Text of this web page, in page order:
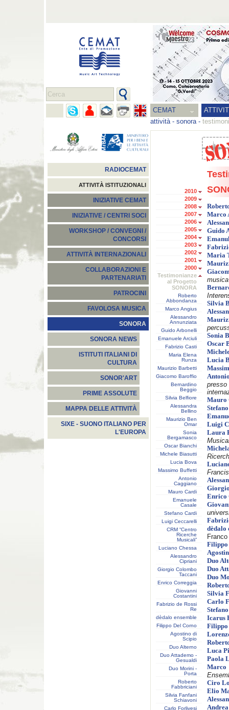
CEMAT
attività- sonora-
RADIOCEMAT
ATTIVITÀ ISTITUZIONALI
INIZIATIVE CEMAT
INIZIATIVE / CENTRI SOCI
WORKSHOP / CONVEGNI /
CONCORSI
ATTIVITÀ INTERNAZIONALI
COLLABORAZIONI E
PARTENARIATI
PATROCINI
FAVOLOSA MUSICA
SONORA
SONORA NEWS
ISTITUTI ITALIANI DI
CULTURA
SONOR'ART
PRIME ASSOLUTE
MAPPA DELLE ATTIVITÀ
SIXE - SUONO ITALIANO PER
L'EUROPA
2010
2009
2008
2007
2006
2005
2004
2003
2002
2001
2000
Testimonianze
al Progetto
SONORA
Roberto
Abbondanza
Marco Angius
Alessandro
Annunziata
Guido Arbonelli
Emanuele Arciuli
Fabrizio Casti
Maria Elena
Runza
Maurizio Barbetti
Giacomo Baroffio
Bernardino
Beggio
Silvia Belfiore
Alessandra
Bellino
Maurizio Ben
Omar
Sonia
Bergamasco
Oscar Bianchi
Michele Biasutti
Lucia Bova
Massimo Buffetti
Antonio
Caggiano
Mauro Cardi
Emanuele
Casale
Stefano Cardi
Luigi Ceccarelli
CRM “Centro
Ricerche
Musicali”
Luciano Chessa
Alessandro
Cipriani
Giorgio Colombo
Taccani
Enrico Correggia
Giovanni
Costantini
Fabrizio de Rossi
Re
dèdalo ensemble
Filippo Del Corno
Agostino di
Scipio
Duo Alterno
Duo Attademo -
Gesualdi
Duo Morini -
Porta
Roberto
Fabbriciani
Silvia Fanfani
Schiavoni
Carlo Forlivesi
Marco
Guido
Maria
Silvia
Sonia
Oscar
Lucia
Mauro
Luigi
Laura
Enrico
dèdalo
Filippo
Duo
Duo
Duo
Silvia
Carlo
Icarus
Filippo
Luca
Paola
Ciro
Elio